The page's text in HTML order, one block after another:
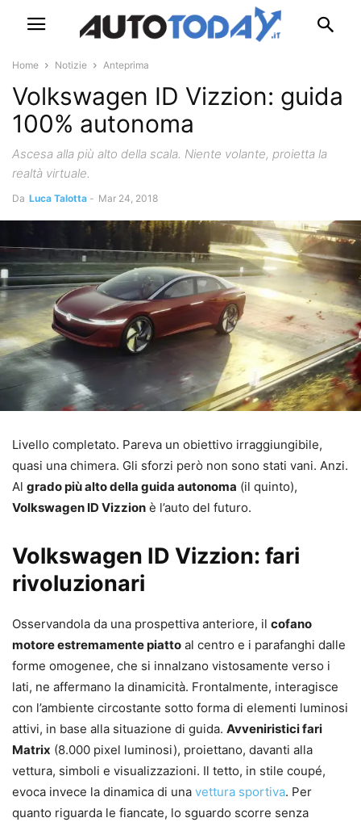
Home Notizie Anteprima
Volkswagen ID Vizzion: guida
100% autonoma
Ascesa alla più alto della scala. Niente volante, proietta la
realtà virtuale.
Da Luca Talotta - Mar 24, 2018
Livello completato. Pareva un obiettivo irraggiungibile,
quasi una chimera. Gli sforzi però non sono stati vani. Anzi.
Al grado più alto della guida autonoma (il quinto),
Volkswagen ID Vizzion è l’auto del futuro.
Volkswagen ID Vizzion: fari
rivoluzionari
Osservandola da una prospettiva anteriore, il cofano
motore estremamente piatto al centro e i parafanghi dalle
forme omogenee, che si innalzano vistosamente verso i
lati, ne affermano la dinamicità. Frontalmente, interagisce
con l’ambiente circostante sotto forma di elementi luminosi
attivi, in base alla situazione di guida. Avveniristici fari
Matrix (8.000 pixel luminosi), proiettano, davanti alla
vettura, simboli e visualizzazioni. Il tetto, in stile coupé,
evoca invece la dinamica di una vettura sportiva. Per
quanto riguarda le fiancate, lo sguardo scorre senza